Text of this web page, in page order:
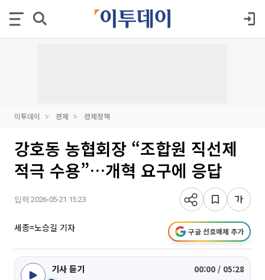
이투데이 경제 경제정책
강호동 농협회장 “조합원 직선제
적극 수용”…개혁 요구에 응답
입력 2026-05-21 15:23
세종=노승길 기자 구글 선호매체 추가
기사 듣기 00:00 / 05:28